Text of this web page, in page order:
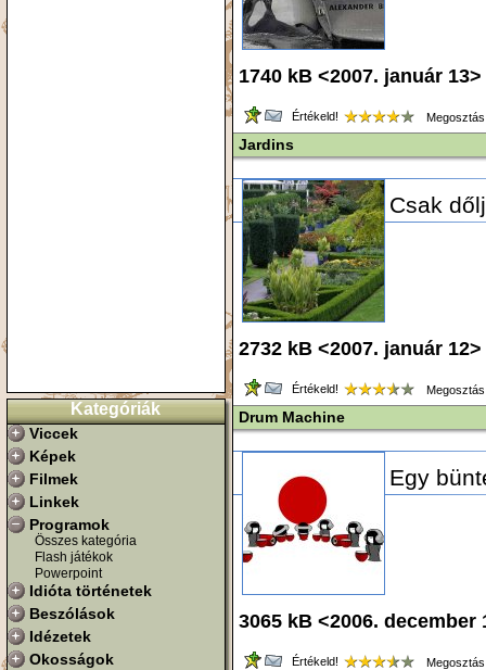
Kategóriák
Viccek
Képek
Filmek
Linkek
Programok
Összes kategória
Flash játékok
Powerpoint
Idióta történetek
Beszólások
Idézetek
Okosságok
1740 kB <2007. január
Értékeld!
Jardins
Csak
2732 kB <2007. január
Értékeld!
Drum Machine
Egy
3065 kB <2006.
Értékeld!